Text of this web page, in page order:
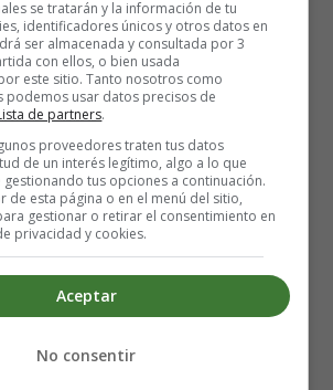
¡sí, incluso en una lonchera!
de galletas con formas divertidas
especial a las frutas y verduras. Los
convierten en pequeñas obras de arte
en forma de estrellas, y las rebanadas de
corazón son simplemente adorables.
does not currently meet the
to access the Product
colores en la lonchera, ya que esto
se tratarán y la información de tu
identificadores únicos y otros datos en
ser almacenada y consultada por 3
con ellos, o bien usada
este sitio. Tanto nosotros como
podemos usar datos precisos de
de partners.
proveedores traten tus datos
de un interés legítimo, algo a lo que
tus opciones a continuación.
de esta página o en el menú del sitio,
gestionar o retirar el consentimiento en
privacidad y cookies.
Aceptar
No consentir